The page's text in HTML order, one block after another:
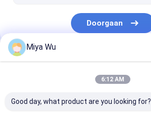
Doorgaan
Onze Categorieën
Miya Wu
6:12 AM
Good day, what product are you looking for?